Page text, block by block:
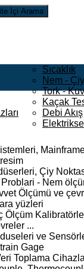
Sıcaklık
Nem -
Tork -
Kaçak
Debi Akış
Çiy
Problari - Nem
Ölçümü ve
yüzleri
Ölçüm
...
ve
Gage
Toplama